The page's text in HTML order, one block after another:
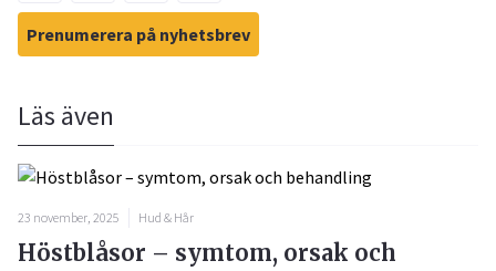
Prenumerera på nyhetsbrev
Läs även
23 november, 2025 Hud & Hår
Höstblåsor – symtom, orsak och